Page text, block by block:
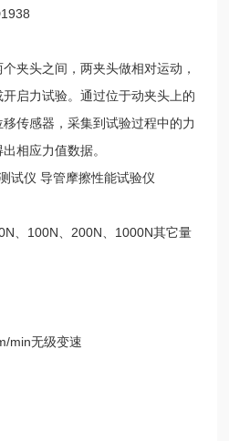
头之间，两夹头做相对运动，
启力试验。通过位于动夹头上的
传感器，采集到试验过程中的力
相应力值数据。
100N、200N、1000N其它量
无级变速